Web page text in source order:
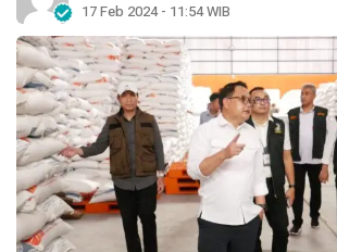
17 Feb 2024 - 11:54 WIB